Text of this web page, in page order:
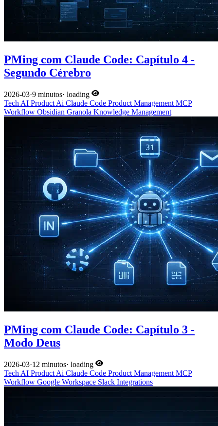
PMing com Claude Code: Capítulo 4 -
Segundo Cérebro
2026-03·9 minutos· loading
Tech AI Product Ai Claude Code Product Management MCP
Workflow Obsidian Granola Knowledge Management
PMing com Claude Code: Capítulo 3 -
Modo Deus
2026-03·12 minutos· loading
Tech AI Product Ai Claude Code Product Management MCP
Workflow Google Workspace Slack Integrations